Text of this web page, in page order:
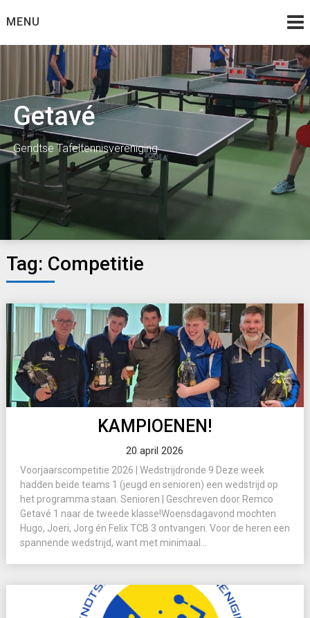
toMENU
Getavé
Gendtse Tafeltennisvereniging
Tag: Competitie
KAMPIOENEN!
20 april 2026
Voorjaarscompetitie 2026 | Wedstrijdronde 9 Deze week
hadden beide teams 1 (jeugd en senioren) een wedstrijd op
het programma staan. Senioren | Geschreven door Remco
Getavé 1 naar de tweede klasse!Woensdagavond mochten
Hugo, Joeri, Jorg én Felix TCB 3 ontvangen. Voor de heren een
spannende wedstrijd, want met minimaal...